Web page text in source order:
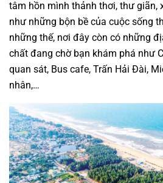
tâm hồn mình thảnh thơi, thư giãn,
như những bộn bề của cuộc sống
những thế, nơi đây còn có những
chất đang chờ bạn khám phá như
quan sát, Bus cafe, Trấn Hải Đài,
nhân,…